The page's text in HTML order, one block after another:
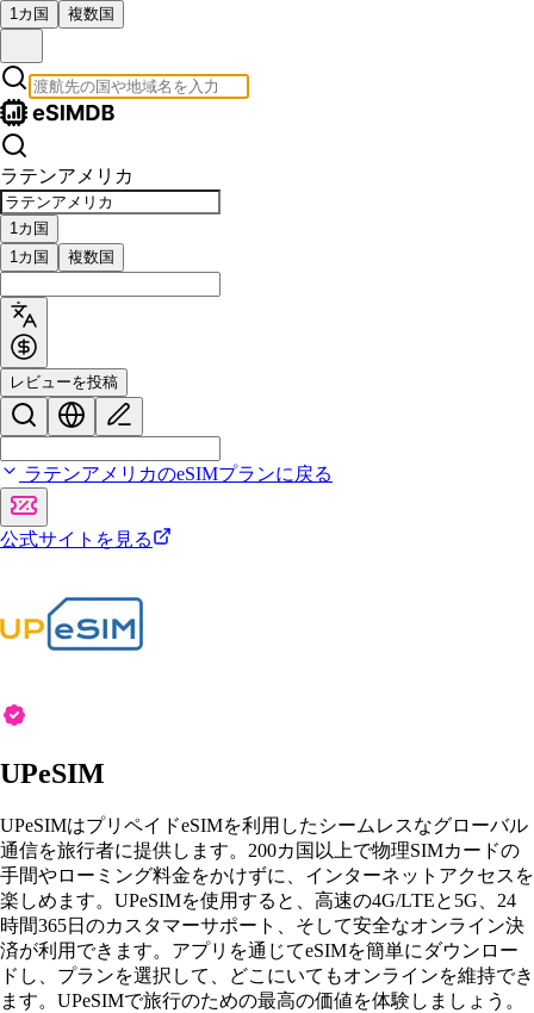
1カ国 複数国
ラテンアメリカ
1カ国
1カ国
複数国
レビューを投稿
ラテンアメリカのeSIMプランに戻る
公式サイトを見る
UPeSIM
UPeSIMはプリペイドeSIMを利用したシームレスなグローバル
通信を旅行者に提供します。200カ国以上で物理SIMカードの
手間やローミング料金をかけずに、インターネットアクセスを
楽しめます。UPeSIMを使用すると、高速の4G/LTEと5G、24
時間365日のカスタマーサポート、そして安全なオンライン決
済が利用できます。アプリを通じてeSIMを簡単にダウンロー
ドし、プランを選択して、どこにいてもオンラインを維持でき
ます。UPeSIMで旅行のための最高の価値を体験しましょう。